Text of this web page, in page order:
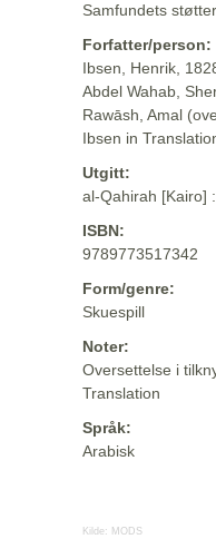
Samfundets støtter
Forfatter/person:
Ibsen, Henrik,
Abdel Wahab,
Rawāsh, Amal
Ibsen in
Utgitt:
al-Qahirah [Kairo]
ISBN:
9789773517342
Form/genre:
Skuespill
Noter:
Oversettelse i
Translation
Språk:
Arabisk
Kilde: MODS